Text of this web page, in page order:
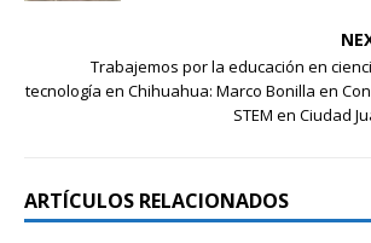
Trabajemos por la educación en
tecnología en Chihuahua: Marco Bonilla en
STEM en Ciudad
ARTÍCULOS RELACIONADOS